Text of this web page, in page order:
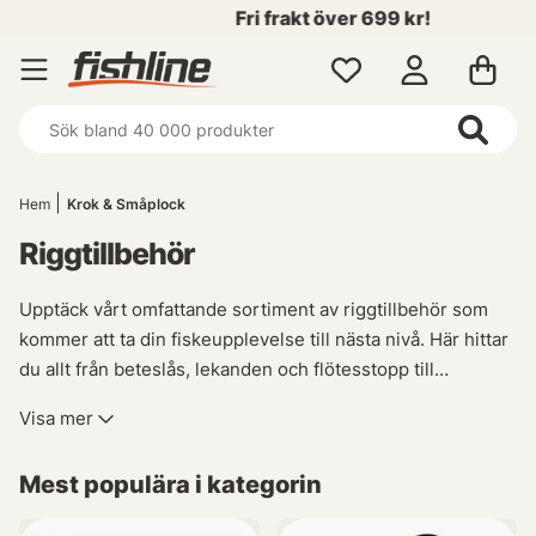
Fri frakt över 699 kr!
Hem Krok & Småplock
Riggtillbehör
Upptäck vårt omfattande sortiment av riggtillbehör som
kommer att ta din fiskeupplevelse till nästa nivå. Här hittar
du allt från beteslås, lekanden och flötesstopp till
framgångsrik fisketur.
Vår kategori Riggtillbehör är fullpackad med
Visa mer
Mest populära i kategorin